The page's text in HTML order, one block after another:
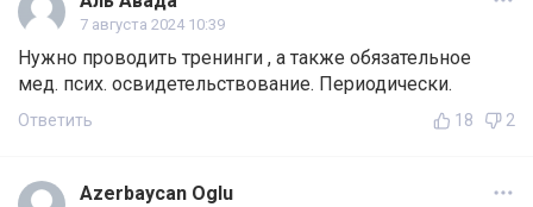
7 августа 2024 10:39
Нужно проводить тренинги , а также обязательное
мед. псих. освидетельствование. Периодически.
Ответить 18 2
Azerbaycan Oglu